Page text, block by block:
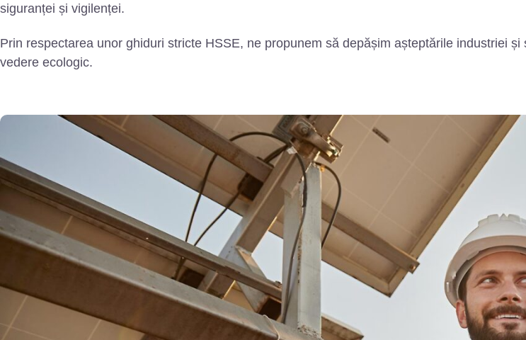
siguranței și vigilenței.
Prin respectarea unor ghiduri stricte HSSE, ne propunem să depășim așteptările industriei
vedere ecologic.